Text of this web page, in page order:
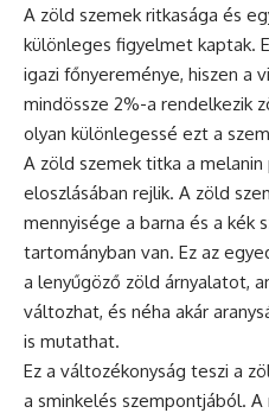
A zöld szemek ritkasága és
különleges figyelmet kaptak.
igazi főnyereménye, hiszen a
mindössze 2%-a rendelkezik
olyan különlegessé ezt a
A zöld szemek titka a
eloszlásában rejlik. A zöld
mennyisége a barna és a kék
tartományban van. Ez az
a lenyűgöző zöld árnyalatot,
változhat, és néha akár
is mutathat.
Ez a változékonyság teszi a
a sminkelés szempontjából.